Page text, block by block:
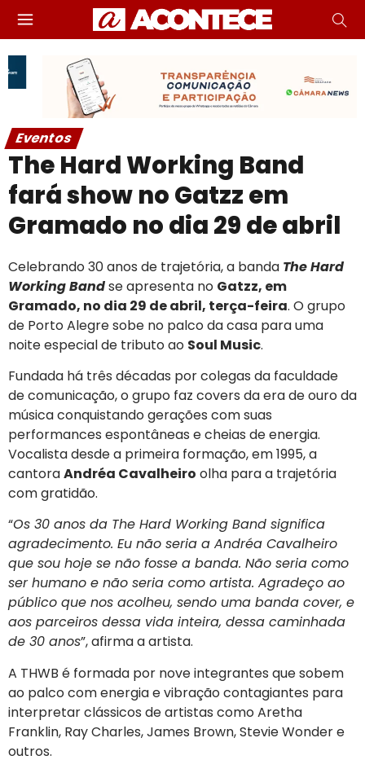
Eventos
The Hard Working Band
fará show no Gatzz em
Gramado no dia 29 de abril
Celebrando 30 anos de trajetória, a banda The Hard
Working Bandse apresenta no Gatzz, em
Gramado, no dia 29 de abril, terça-feira. O grupo
de Porto Alegre sobe no palco da casa para uma
noite especial de tributo ao Soul Music.
Fundada há três décadas por colegas da faculdade
de comunicação, o grupo faz covers da era de ouro da
música conquistando gerações com suas
performances espontâneas e cheias de energia.
Vocalista desde a primeira formação, em 1995, a
cantoraAndréa Cavalheiro olha para a trajetória
com gratidão.
“Os 30 anos da The Hard Working Band significa
agradecimento. Eu não seria a Andréa Cavalheiro
que sou hoje se não fosse a banda. Não seria como
ser humano e não seria como artista. Agradeço ao
público que nos acolheu, sendo uma banda cover, e
aos parceiros dessa vida inteira, dessa caminhada
de 30 anos”, afirma a artista.
A THWB é formada por nove integrantes que sobem
ao palco com energia e vibração contagiantes para
interpretar clássicos de artistas como Aretha
Franklin, Ray Charles, James Brown, Stevie Wonder e
outros.